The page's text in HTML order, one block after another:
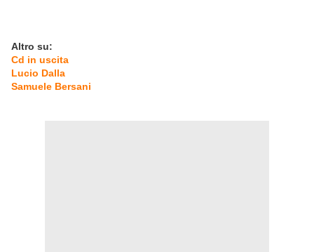
Altro su:
Cd in uscita
Lucio Dalla
Samuele Bersani